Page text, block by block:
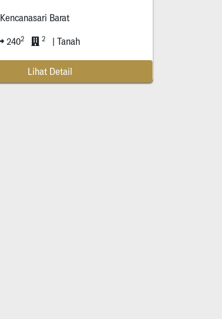
Kencanasari Barat
2402 2 | Tanah
Lihat Detail